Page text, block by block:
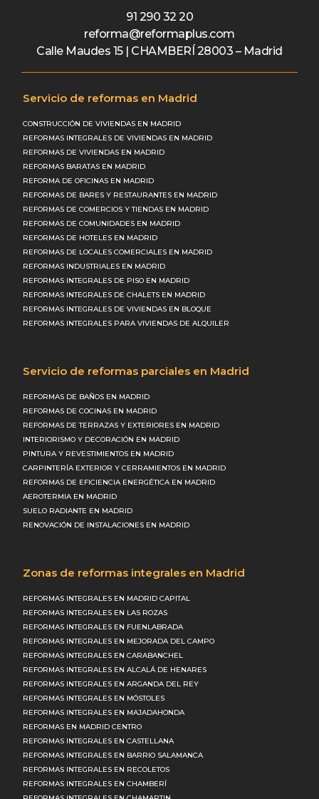
91 290 32 20
reforma@reformaplus.com
Calle Maudes 15 | CHAMBERÍ 28003 – Madrid
Servicio de reformas en Madrid
CONSTRUCCIÓN DE VIVIENDAS EN MADRID
REFORMAS INTEGRALES DE VIVIENDAS EN MADRID
REFORMAS DE VIVIENDAS EN MADRID
REFORMAS BARATAS EN MADRID
REFORMA DE OFICINAS EN MADRID
REFORMAS DE BARES Y RESTAURANTES EN MADRID
REFORMAS DE COMERCIOS Y TIENDAS EN MADRID
REFORMAS DE COMUNIDADES EN MADRID
REFORMAS DE HOTELES EN MADRID
REFORMAS DE LOCALES COMERCIALES EN MADRID
REFORMAS INDUSTRIALES EN MADRID
REFORMAS INTEGRALES DE PISO EN MADRID
REFORMAS INTEGRALES DE CHALETS EN MADRID
REFORMAS INTEGRALES DE VIVIENDAS EN BLOQUE
REFORMAS INTEGRALES PARA VIVIENDAS DE ALQUILER
Servicio de reformas parciales en Madrid
REFORMAS DE BAÑOS EN MADRID
REFORMAS DE COCINAS EN MADRID
REFORMAS DE TERRAZAS Y EXTERIORES EN MADRID
INTERIORISMO Y DECORACIÓN EN MADRID
PINTURA Y REVESTIMIENTOS EN MADRID
CARPINTERÍA EXTERIOR Y CERRAMIENTOS EN MADRID
REFORMAS DE EFICIENCIA ENERGÉTICA EN MADRID
AEROTERMIA EN MADRID
SUELO RADIANTE EN MADRID
RENOVACIÓN DE INSTALACIONES EN MADRID
Zonas de reformas integrales en Madrid
REFORMAS INTEGRALES EN MADRID CAPITAL
REFORMAS INTEGRALES EN LAS ROZAS
REFORMAS INTEGRALES EN FUENLABRADA
REFORMAS INTEGRALES EN MEJORADA DEL CAMPO
REFORMAS INTEGRALES EN CARABANCHEL
REFORMAS INTEGRALES EN ALCALÁ DE HENARES
REFORMAS INTEGRALES EN ARGANDA DEL REY
REFORMAS INTEGRALES EN MÓSTOLES
REFORMAS INTEGRALES EN MAJADAHONDA
REFORMAS EN MADRID CENTRO
REFORMAS INTEGRALES EN CASTELLANA
REFORMAS INTEGRALES EN BARRIO SALAMANCA
REFORMAS INTEGRALES EN RECOLETOS
REFORMAS INTEGRALES EN CHAMBERÍ